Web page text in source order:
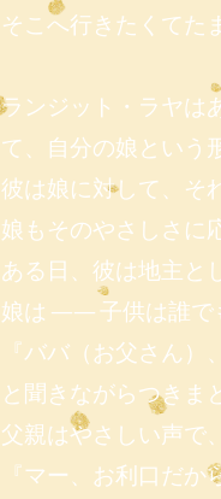
そこへ行きたくてた
ランジット・ラヤは
て、自分の娘という
彼は娘に対して、そ
娘もそのやさしさに
ある日、彼は地主と
娘は ―― 子供は誰で
『ババ（お父さん
と聞きながらつきま
父親はやさしい声で、
『マー、お利口だ